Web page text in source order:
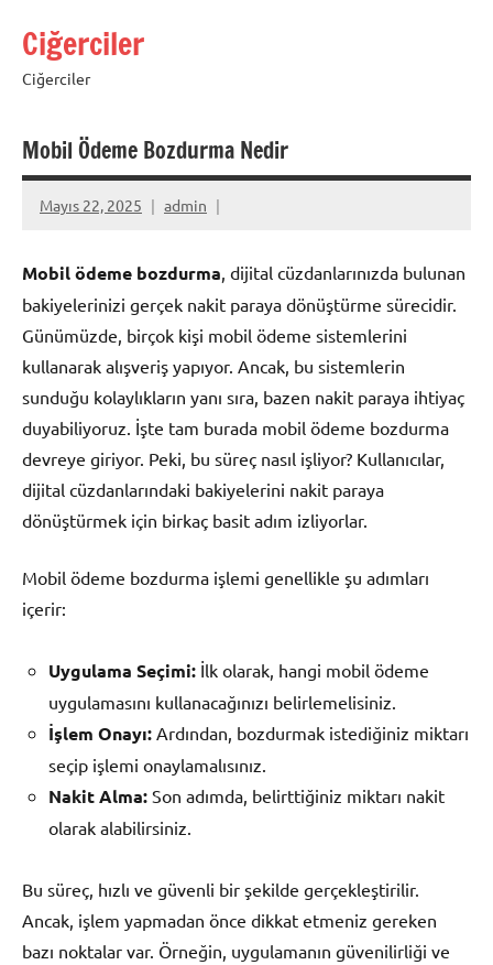
geçCiğerciler
Ciğerciler
Mobil Ödeme Bozdurma Nedir
Mayıs 22, 2025 admin
Mobil ödeme bozdurma, dijital cüzdanlarınızda bulunan
bakiyelerinizi gerçek nakit paraya dönüştürme sürecidir.
Günümüzde, birçok kişi mobil ödeme sistemlerini
kullanarak alışveriş yapıyor. Ancak, bu sistemlerin
sunduğu kolaylıkların yanı sıra, bazen nakit paraya ihtiyaç
duyabiliyoruz. İşte tam burada mobil ödeme bozdurma
devreye giriyor. Peki, bu süreç nasıl işliyor? Kullanıcılar,
dijital cüzdanlarındaki bakiyelerini nakit paraya
dönüştürmek için birkaç basit adım izliyorlar.
Mobil ödeme bozdurma işlemi genellikle şu adımları
içerir:
Uygulama Seçimi: İlk olarak, hangi mobil ödeme
uygulamasını kullanacağınızı belirlemelisiniz.
İşlem Onayı: Ardından, bozdurmak istediğiniz miktarı
seçip işlemi onaylamalısınız.
Nakit Alma: Son adımda, belirttiğiniz miktarı nakit
olarak alabilirsiniz.
Bu süreç, hızlı ve güvenli bir şekilde gerçekleştirilir.
Ancak, işlem yapmadan önce dikkat etmeniz gereken
bazı noktalar var. Örneğin, uygulamanın güvenilirliği ve